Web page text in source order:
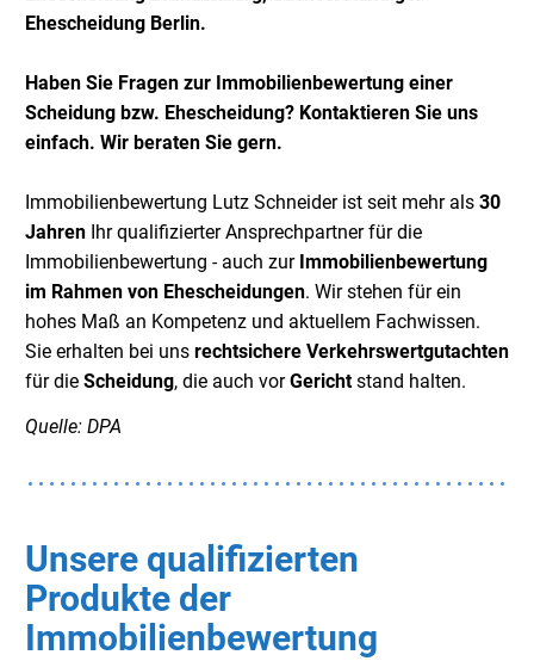
Ehescheidung Berlin.
Haben Sie Fragen zur Immobilienbewertung einer
Scheidung bzw. Ehescheidung? Kontaktieren Sie uns
einfach. Wir beraten Sie gern.
Immobilienbewertung Lutz Schneider ist seit mehr als 30
Jahren Ihr qualifizierter Ansprechpartner für die
Immobilienbewertung - auch zur Immobilienbewertung
im Rahmen von Ehescheidungen. Wir stehen für ein
hohes Maß an Kompetenz und aktuellem Fachwissen.
Sie erhalten bei uns rechtsichere Verkehrswertgutachten
für die Scheidung, die auch vorGerichtstand halten.
Quelle: DPA
Unsere qualifizierten
Produkte der
Immobilienbewertung